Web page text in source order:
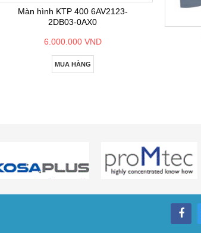
Màn hình KTP 400 6AV2123-
2DB03-0AX0
6.000.000 VND
MUA HÀNG